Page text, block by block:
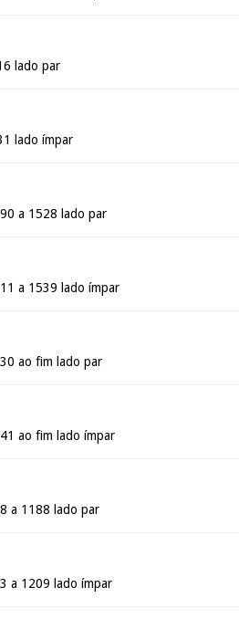
lado par
lado ímpar
a 1528 lado par
a 1539 lado ímpar
ao fim lado par
ao fim lado ímpar
a 1188 lado par
a 1209 lado ímpar